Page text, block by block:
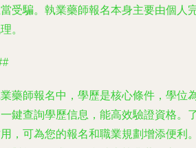
受騙。執業藥師報名本身主要由個人
。
藥師報名中，學歷是核心條件，學位
鍵查詢學歷信息，能高效驗證資格。
，可為您的報名和職業規劃增添便利